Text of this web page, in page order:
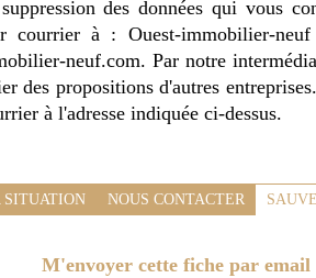
des données qui vous
courrier à : Ouest-immobilier-
neuf.com. Par notre
des propositions d'autres
à l'adresse indiquée ci-dessus.
SITUATION NOUS CONTACTER
M'envoyer cette fiche par email